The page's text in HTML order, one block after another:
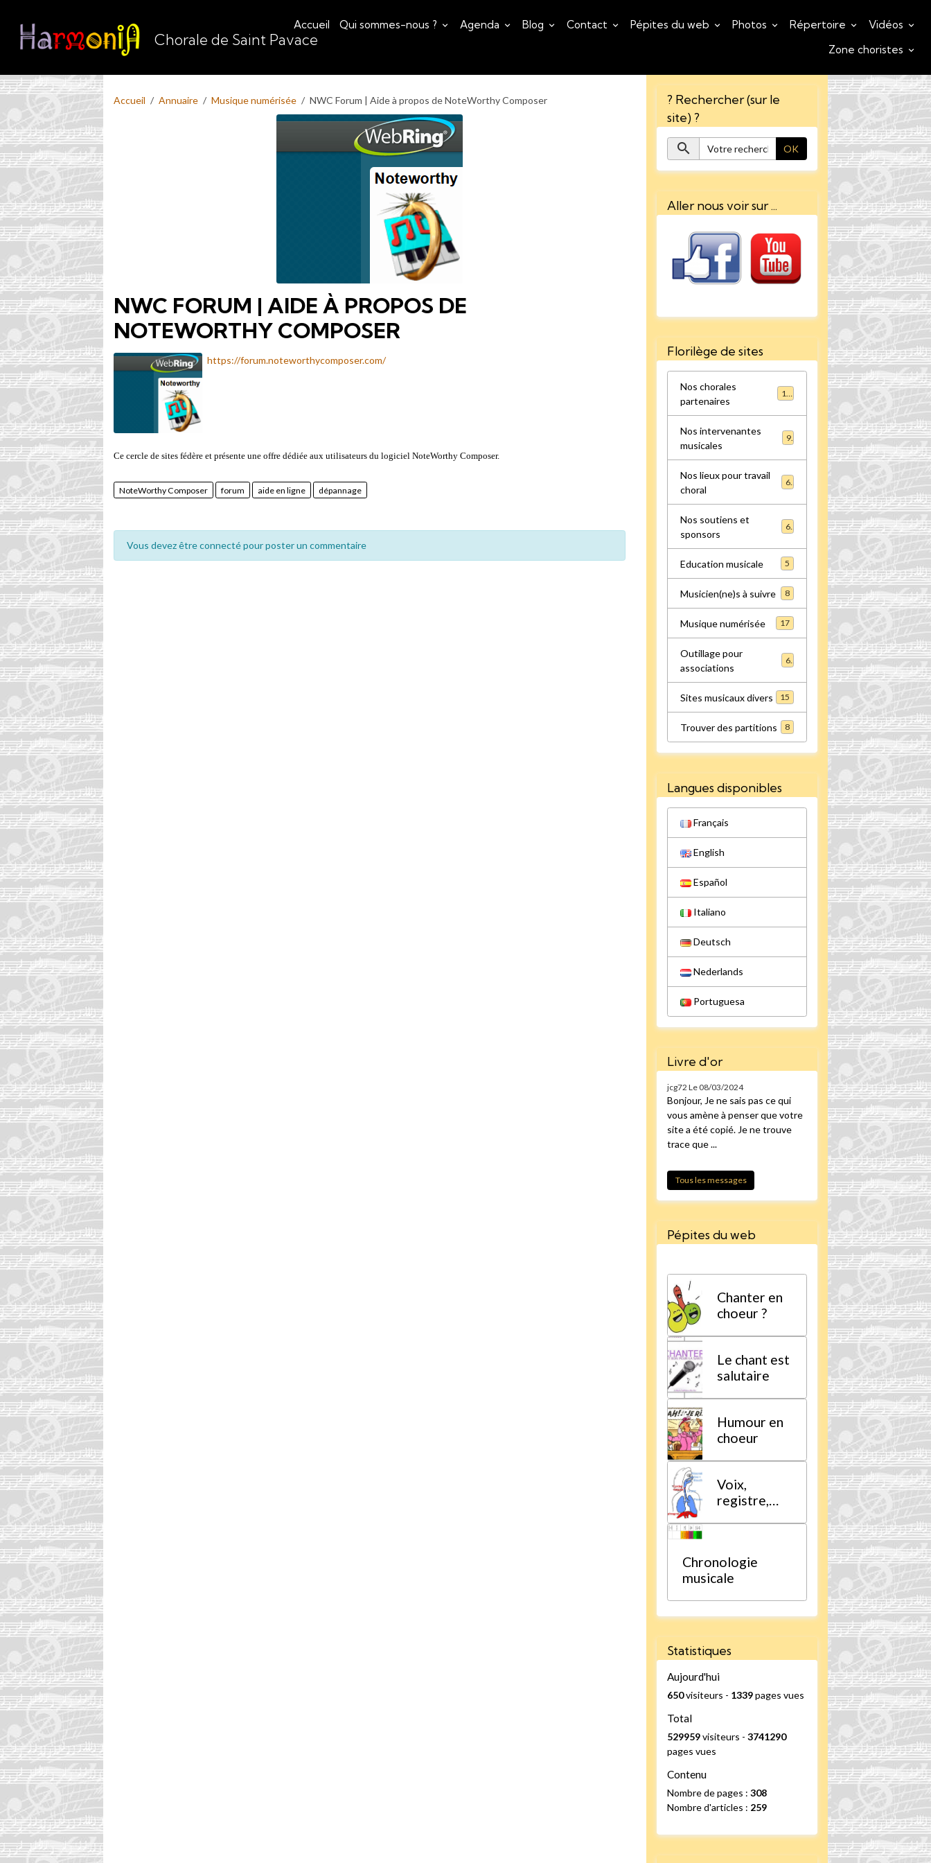
Chorale de Saint Pavace
Accueil Qui sommes-nous ? Agenda Blog Contact Pépites du web Photos Répertoire
Vidéos
Zone choristes
Accueil Annuaire Musique numérisée NWC Forum | Aide à propos de NoteWorthy Composer
NWC FORUM | AIDE À PROPOS DE
NOTEWORTHY COMPOSER
https://forum.noteworthycomposer.com/
Ce cercle de sites fédère et présente une offre dédiée aux utilisateurs du logiciel NoteWorthy Composer.
NoteWorthy Composer forum aide en ligne dépannage
Vous devez être connecté pour poster un commentaire
? Rechercher (sur le
site) ?
OK
Aller nous voir sur ...
Florilège de sites
Nos chorales
partenaires
Nos intervenantes
musicales
9
Nos lieux pour travail
choral
Nos soutiens et
sponsors
6
Education musicale 5
Musicien(ne)s à suivre 8
Musique numérisée 17
Outillage pour
associations
Sites musicaux divers 15
Trouver des partitions 8
Langues disponibles
Français
English
Español
Italiano
Deutsch
Nederlands
Portuguesa
Livre d'or
jcg72 Le 08/03/2024
Bonjour, Je ne sais pas ce qui
vous amène à penser que votre
site a été copié. Je ne trouve
trace que ...
Tous les messages
Pépites du web
Chanter en
choeur ?
Le chant est
salutaire
Humour en
choeur
Voix,
registre,
Chronologie
musicale
Statistiques
Aujourd'hui
650visiteurs - 1339pages vues
Total
529959visiteurs -3741290
pages vues
Contenu
Nombre de pages :308
Nombre d'articles : 259